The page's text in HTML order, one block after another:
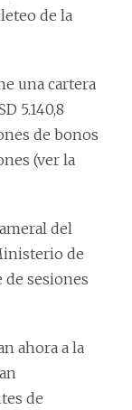
de la
una cartera
5.140,8
de bonos
(ver la
del
de
de sesiones
ahora a la
de